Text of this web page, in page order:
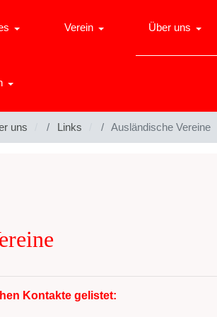
Verein Über uns
uns Links Ausländische Vereine
Kontakte gelistet: